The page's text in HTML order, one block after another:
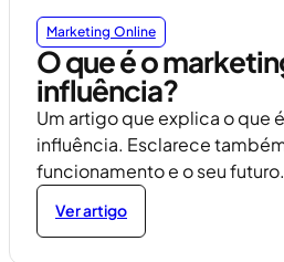
Marketing Online
O que é o
influência?
Um artigo que explica o que
influência. Esclarece
funcionamento e o seu futuro.
Ver artigo